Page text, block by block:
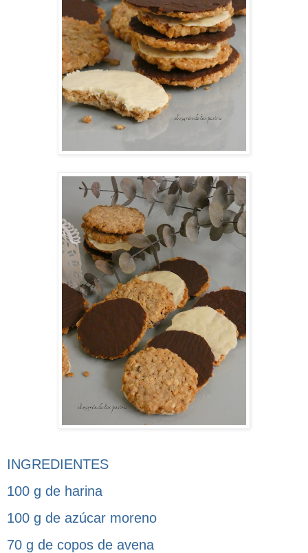
INGREDIENTES
100 g de harina
100 g de azúcar moreno
70 g de copos de avena